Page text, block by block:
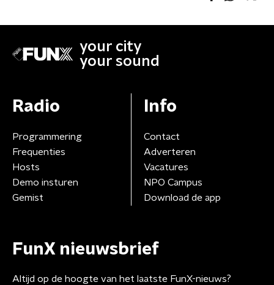
your city
your sound
Radio
Programmering
Frequenties
Hosts
Demo insturen
Gemist
Info
Contact
Adverteren
Vacatures
NPO Campus
Download de app
FunX nieuwsbrief
Altijd op de hoogte van het laatste FunX-nieuws?